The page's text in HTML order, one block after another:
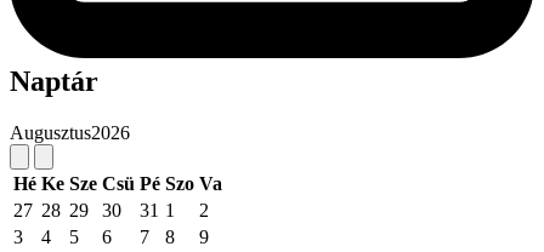
Naptár
Augusztus2026
Hé Ke Sze Csü Pé Szo Va
27 28 29 30 31 1
2
3
4 5 6 7 8
9